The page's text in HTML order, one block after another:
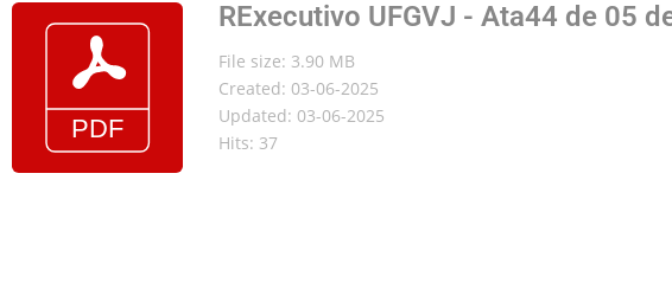
RExecutivo UFGVJ - Ata44 de 05
File size: 3.90 MB
Created: 03-06-2025
Updated: 03-06-2025
Hits: 37